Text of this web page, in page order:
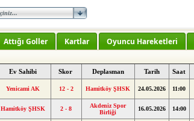
Attığı Goller Kartlar Oyuncu Hareketleri
Ev Sahibi Skor Deplasman Tarih Saat
Yenicami AK 12 - 2 Hamitköy ŞHSK 24.05.2026 11:00
Hamitköy ŞHSK 2 - 8
Akdeniz Spor
Birliği
16.05.2026 14:00